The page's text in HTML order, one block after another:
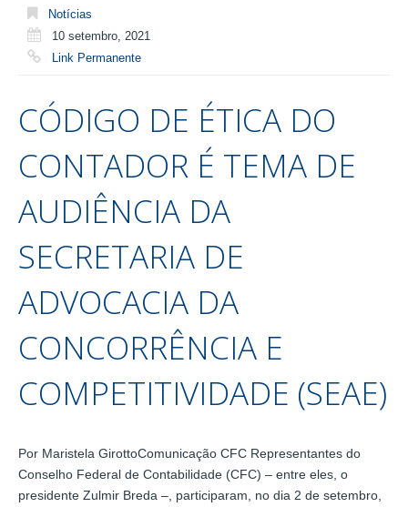
Notícias
10 setembro, 2021
Link Permanente
CÓDIGO DE ÉTICA DO
CONTADOR É TEMA DE
AUDIÊNCIA DA
SECRETARIA DE
ADVOCACIA DA
CONCORRÊNCIA E
COMPETITIVIDADE (SEAE)
Por Maristela GirottoComunicação CFC Representantes do
Conselho Federal de Contabilidade (CFC) – entre eles, o
presidente Zulmir Breda –, participaram, no dia 2 de setembro,